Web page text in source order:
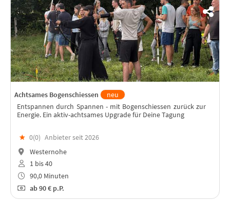
Achtsames Bogenschiessen
neu
Entspannen durch Spannen - mit Bogenschiessen zurück zur
Energie. Ein aktiv-achtsames Upgrade für Deine Tagung
★ 0(0) Anbieter seit 2026
Westernohe
1 bis 40
90,0 Minuten
ab90 € p.P.